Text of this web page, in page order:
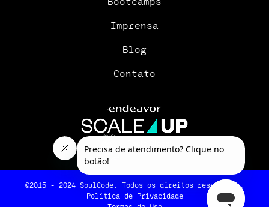
Imprensa
Blog
Contato
©2015 - 2024 SoulCode. Todos os direitos reservados.
Política de Privacidade